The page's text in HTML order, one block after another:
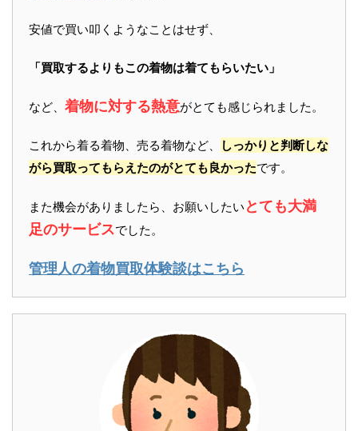
安値で買い叩くようなことはせず、
「買取するよりもこの着物は着てもらいたい」
など、 着物に対する熱意がとても感じられました。
これから着る着物、売る着物など、
しっかりと判断しな
がら買取ってもらえたのがとても良かったです。
また機会がありましたら、お願いしたい とても大満
足のサービスでした。
管理人の着物買取体験談はこちら